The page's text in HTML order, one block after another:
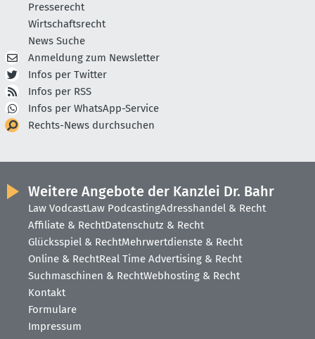
Presserecht
Wirtschaftsrecht
News Suche
Anmeldung zum Newsletter
Infos per Twitter
Infos per RSS
Infos per WhatsApp-Service
Rechts-News durchsuchen
Weitere Angebote der Kanzlei Dr. Bahr
Law VodcastLaw PodcastingAdresshandel & Recht
Affiliate & RechtDatenschutz & Recht
Glücksspiel & RechtMehrwertdienste & Recht
Online & RechtReal Time Advertising & Recht
Suchmaschinen & RechtWebhosting & Recht
Kontakt
Formulare
Impressum